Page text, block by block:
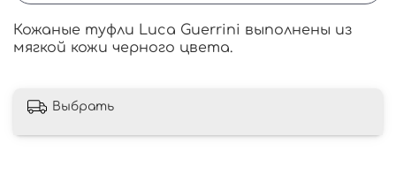
Кожаные туфли Luca Guerrini выполнены из
мягкой кожи черного цвета.
Выбрать